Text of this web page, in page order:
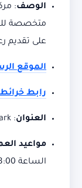
الوصف:
متخصصة
على تقديم
الموقع
رابط
العنوان:
مواعيد
الساعة 8:00 صباحًا حتى 4:00 مساءً.